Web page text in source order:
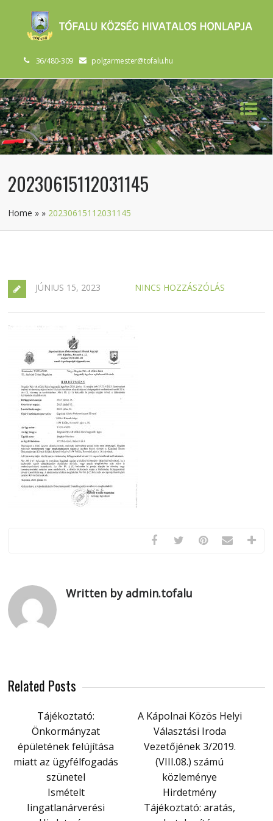
36/480-309 polgarmester@tofalu.hu
20230615112031145
Home » » 20230615112031145
JÚNIUS 15, 2023 NINCS HOZZÁSZÓLÁS
Written by admin.tofalu
Related Posts
Tájékoztató:
Önkormányzat
épületének felújítása
miatt az ügyfélfogadás
szünetel
A Kápolnai Közös Helyi
Választási Iroda
Vezetőjének 3/2019.
(VIII.08.) számú
közleménye
Ismételt
Iingatlanárverési
Hirdetmény
Tájékoztató: aratás,